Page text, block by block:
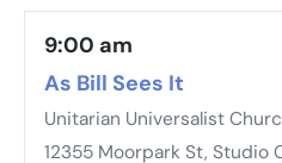
9:00 am
As Bill Sees It
Unitarian Universalist
12355 Moorpark St, Studio